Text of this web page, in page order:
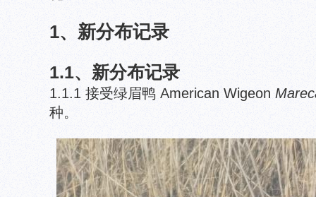
1、新分布记录
1.1、新分布记录
1.1.1 接受绿眉鸭 American Wigeon
种。